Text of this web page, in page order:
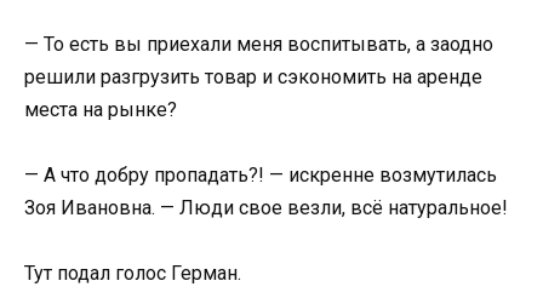
— То есть вы приехали меня воспитывать, а заодно
решили разгрузить товар и сэкономить на аренде
места на рынке?
— А что добру пропадать?! — искренне возмутилась
Зоя Ивановна. — Люди свое везли, всё натуральное!
Тут подал голос Герман.